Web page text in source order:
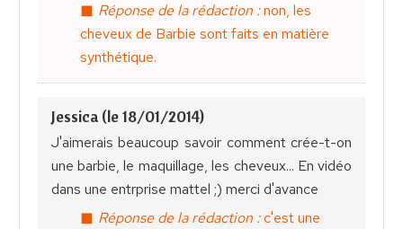
Réponse de la rédaction :non, les
cheveux de Barbie sont faits en matière
synthétique.
Jessica (le 18/01/2014)
J'aimerais beaucoup savoir comment crée-t-on
une barbie, le maquillage, les cheveux... En vidéo
dans une entrprise mattel ;) merci d'avance
Réponse de la rédaction :c'est une